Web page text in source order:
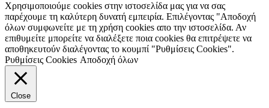
Χρησιμοποιούμε cookies στην ιστοσελίδα μας για να σας
παρέχουμε τη καλύτερη δυνατή εμπειρία. Επιλέγοντας "Αποδοχή
όλων συμφωνείτε με τη χρήση cookies απο την ιστοσελίδα. Αν
επιθυμείτε μπορείτε να διαλέξετε ποια cookies θα επιτρέψετε να
αποθηκευτούν διαλέγοντας το κουμπί "Ρυθμίσεις Cookies".
Ρυθμίσεις Cookies Αποδοχή όλων
Close